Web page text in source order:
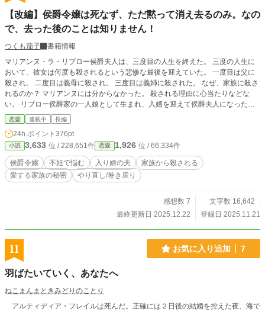
【改編】侯爵令嬢は死なず、ただ黙って消え去るのみ。なの
で、去った後のことは知りません！
つくも茄子
書籍情報
マリアンヌ・ラ・リブロー侯爵夫人は、三度目の人生を終えた。 三度の人生に
おいて、彼女は何度も殺されるという悲惨な最後を迎えていた。 一度目は父に
殺され。 二度目は義母に殺され。 三度目は義姉に殺された。 なぜ、家族に殺さ
れるのか？ マリアンヌには分からなかった。 殺される理由に心当たりなどな
い。 リブロー侯爵家の一人娘として生まれ、入婿を迎えて侯爵夫人になったマ
リアンヌ。 家族を愛し、愛されてきた。 だからこそ、理解できなかったのだ。
殺されるたびに、十二歳の実母が亡くなった翌日に戻ってくる。 最初は、人生
をやり直している自覚がなかった。 夢を見たにしては生々しかったし、殺され
た時の苦しさも痛みも本物だった。 訳が分からないまま二度目の人生が終わ
り、三度目の人生は足掻いた。 それでも殺され、四度目の人生が始まろうとし
ていた。
恋愛 連載中 長編
24h.ポイント 376pt
小説 3,633 位 / 228,651件 恋愛 1,926 位 / 66,334件
侯爵令嬢 不妊で悩む 入り婿の夫
家族から殺される
愛する家族の秘密
やり直し/巻き戻り
感想数 7
文字数 16,642
最終更新日 2025.12.22
登録日 2025.11.21
11 お気に入り追加 7
羽ばたいていく、あなたへ
ねこまんまときみどりのことり
アルティディア・フレイルは死んだ。正確には２日後の結婚を控えた夜、海で